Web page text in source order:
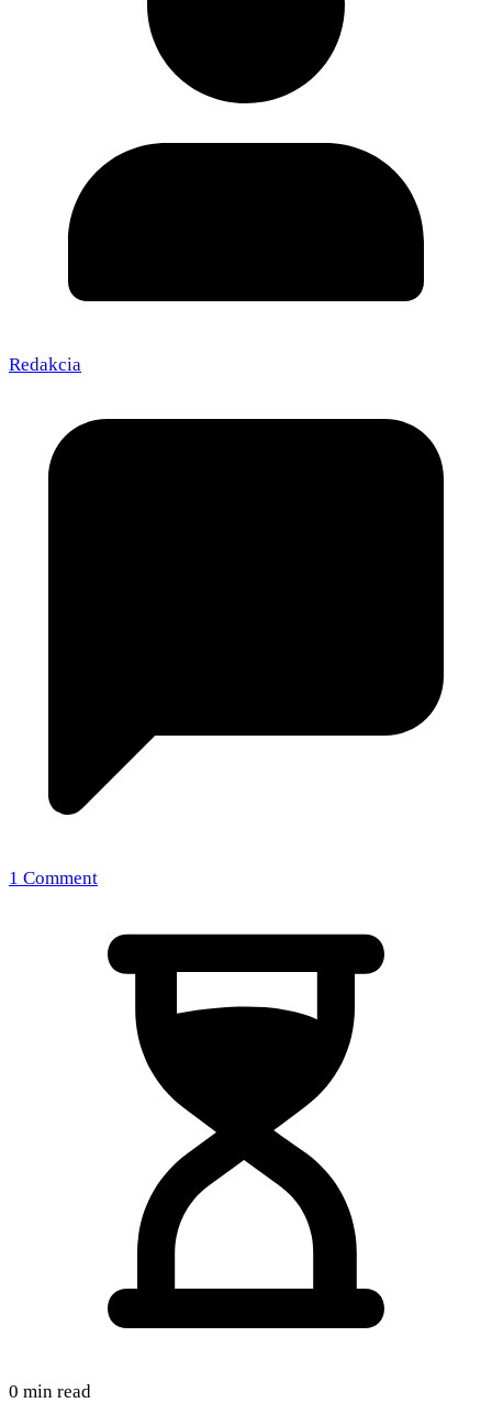
Redakcia
1 Comment
0 min read